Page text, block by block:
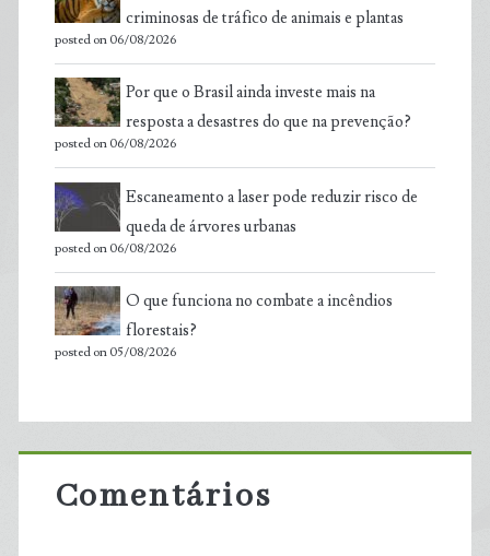
criminosas de tráfico de animais e plantas
posted on 06/08/2026
Por que o Brasil ainda investe mais na
resposta a desastres do que na prevenção?
posted on 06/08/2026
Escaneamento a laser pode reduzir risco de
queda de árvores urbanas
posted on 06/08/2026
O que funciona no combate a incêndios
florestais?
posted on 05/08/2026
Comentários